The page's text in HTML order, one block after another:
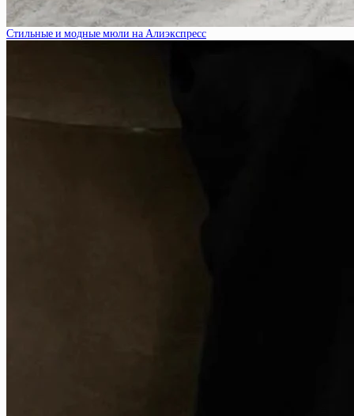
Стильные и модные мюли на Алиэкспресс